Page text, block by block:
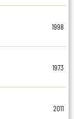
1998
1973
2011